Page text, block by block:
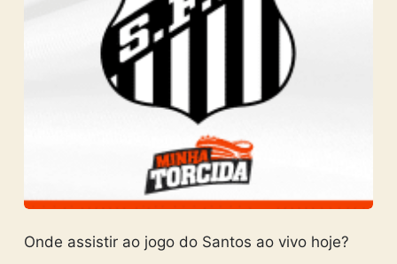
Onde assistir ao jogo do Santos ao vivo hoje?